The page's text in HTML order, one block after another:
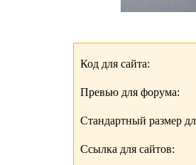
Код для сайта:
Превью для форума:
Стандартный размер
Ссылка для сайтов: